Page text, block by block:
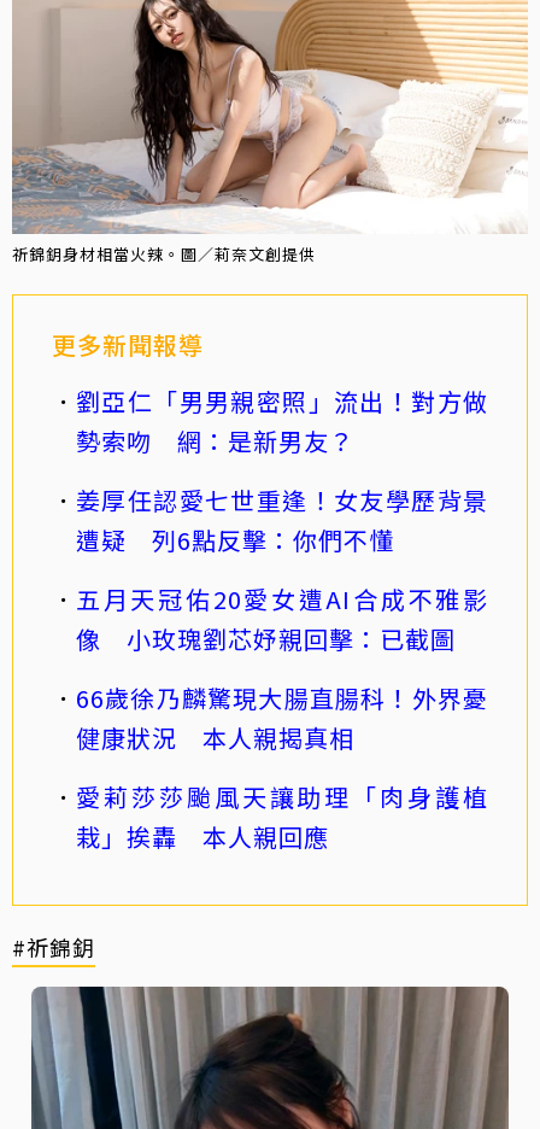
祈錦鈅身材相當火辣。圖／莉奈文創提供
更多新聞報導
劉亞仁「男男親密照」流出！對方做
勢索吻 網：是新男友？
姜厚任認愛七世重逢！女友學歷背景
遭疑 列6點反擊：你們不懂
五月天冠佑20愛女遭AI合成不雅影
像 小玫瑰劉芯妤親回擊：已截圖
66歲徐乃麟驚現大腸直腸科！外界憂
健康狀況 本人親揭真相
愛莉莎莎颱風天讓助理「肉身護植
栽」挨轟 本人親回應
#祈錦鈅